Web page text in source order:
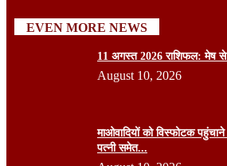
EVEN MORE NEWS
11 अगस्त 2026 राशिफल: मेष
August 10, 2026
माओवादियों को विस्फोटक
पत्नी समेत...